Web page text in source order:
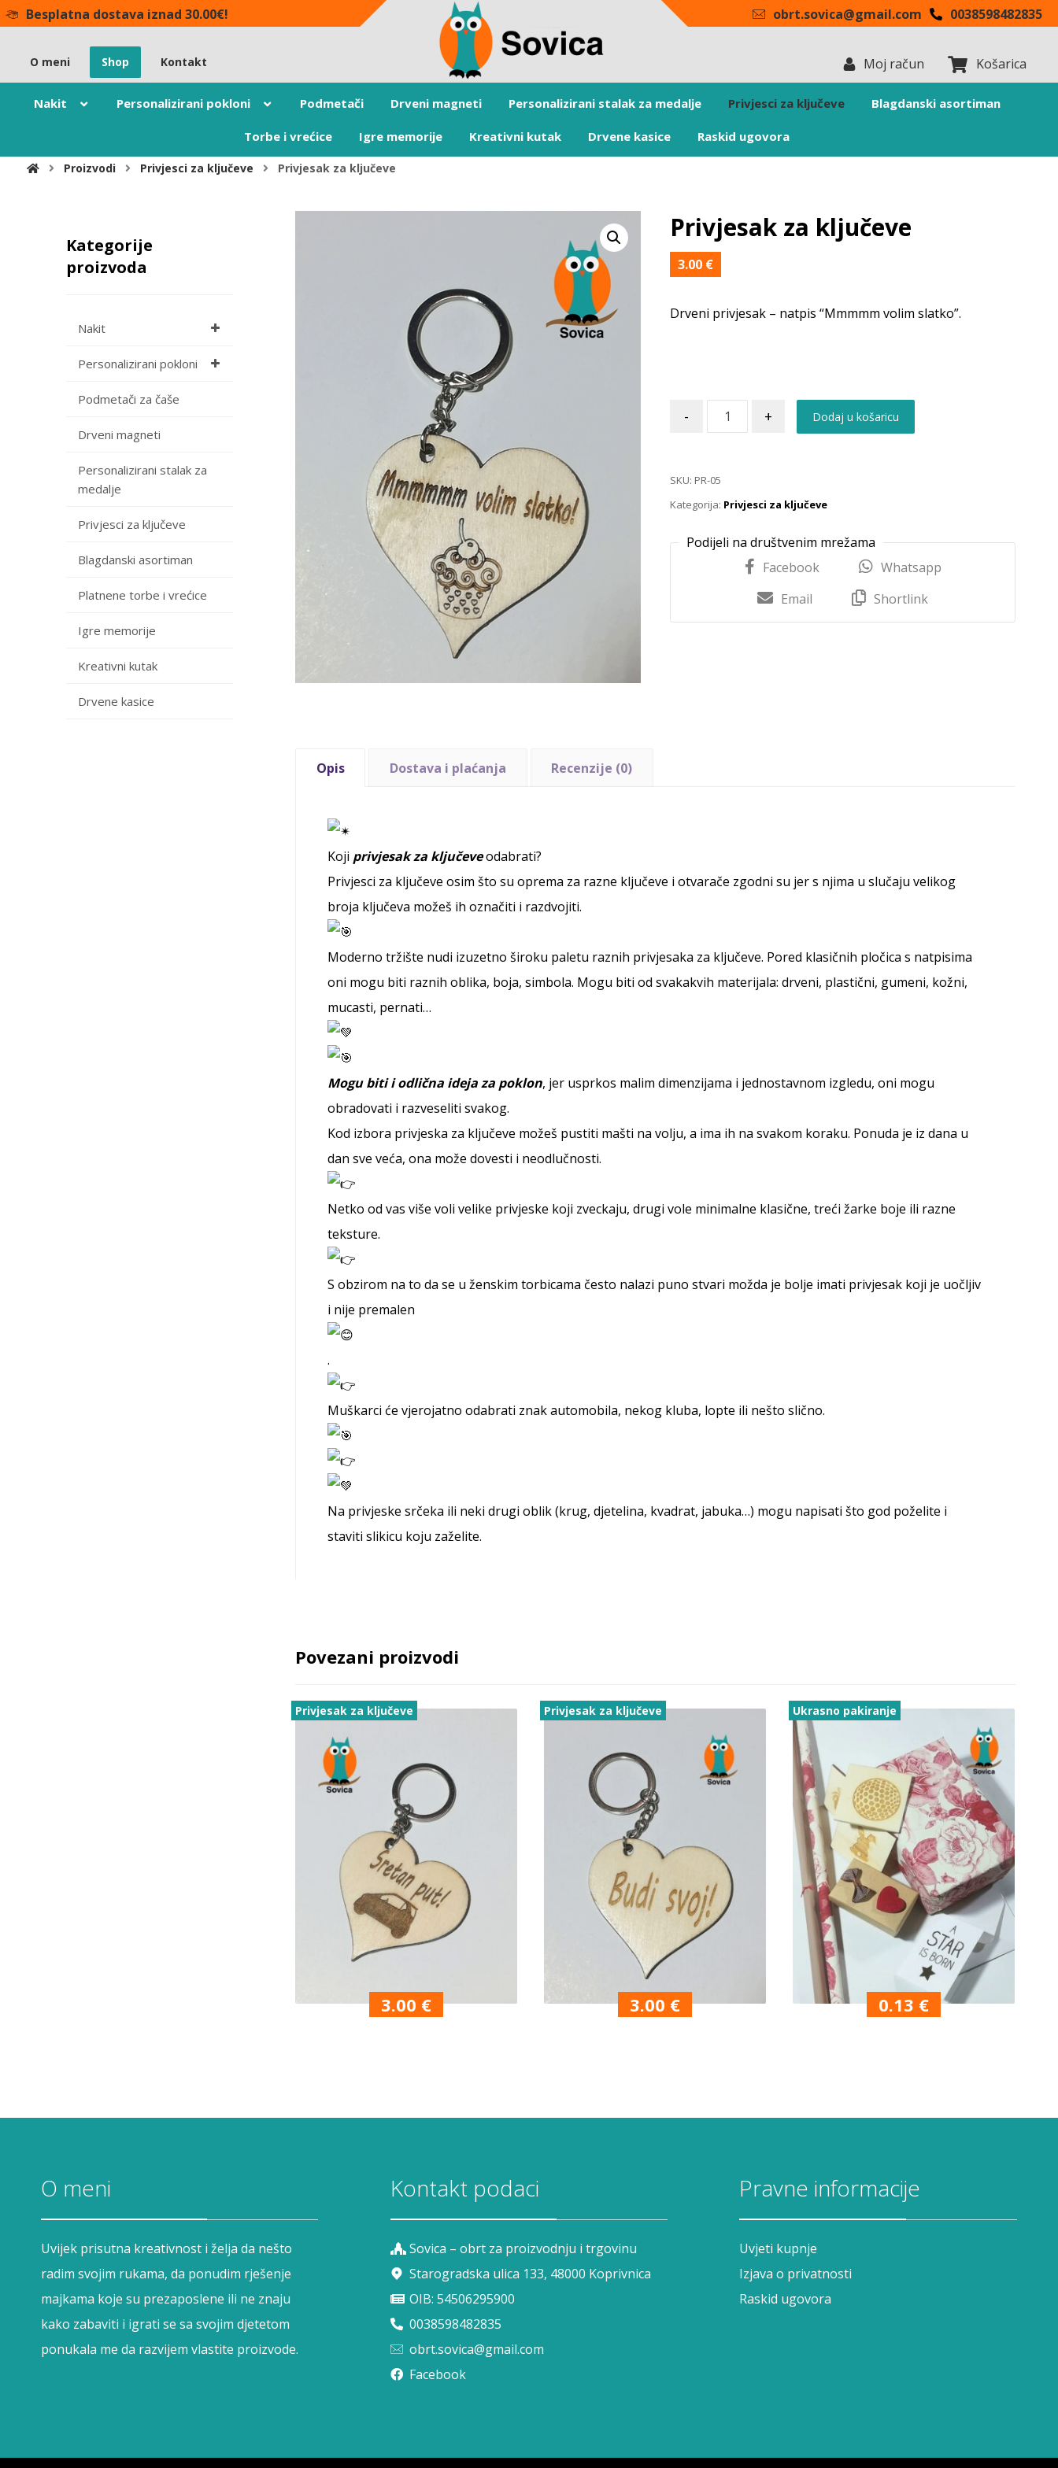
Besplatna dostava iznad 30.00€! 0038598482835
obrt.sovica@gmail.com
O meni Shop Kontakt Košarica
Moj račun
Nakit Personalizirani pokloni Podmetači Drveni magneti Personalizirani stalak za medalje Privjesci za ključeve Blagdanski asortiman
Torbe i vrećice Igre memorije Kreativni kutak Drvene kasice Raskid ugovora
Proizvodi Privjesci za ključeve Privjesak za ključeve
Privjesak za ključeve
3.00 €
Drveni privjesak – natpis “Mmmmm volim slatko”.
- + Dodaj u košaricu
SKU: PR-05
Kategorija: Privjesci za ključeve
Facebook
Whatsapp
Email
Shortlink
Opis Dostava i plaćanja Recenzije (0)
Koji privjesak za ključeveodabrati?
Privjesci za ključeve osim što su oprema za razne ključeve i otvarače zgodni su jer s njima u slučaju velikog
broja ključeva možeš ih označiti i razdvojiti.
Moderno tržište nudi izuzetno široku paletu raznih privjesaka za ključeve. Pored klasičnih pločica s natpisima
oni mogu biti raznih oblika, boja, simbola. Mogu biti od svakakvih materijala: drveni, plastični, gumeni, kožni,
mucasti, pernati…
Mogu biti i odlična ideja za poklon, jer usprkos malim dimenzijama i jednostavnom izgledu, oni mogu
obradovati i razveseliti svakog.
Kod izbora privjeska za ključeve možeš pustiti mašti na volju, a ima ih na svakom koraku. Ponuda je iz dana u
dan sve veća, ona može dovesti i neodlučnosti.
Netko od vas više voli velike privjeske koji zveckaju, drugi vole minimalne klasične, treći žarke boje ili razne
teksture.
S obzirom na to da se u ženskim torbicama često nalazi puno stvari možda je bolje imati privjesak koji je uočljiv
i nije premalen
.
Muškarci će vjerojatno odabrati znak automobila, nekog kluba, lopte ili nešto slično.
Na privjeske srčeka ili neki drugi oblik (krug, djetelina, kvadrat, jabuka…) mogu napisati što god poželite i
staviti slikicu koju zaželite.
Povezani proizvodi
Privjesak za ključeve
3.00 €
Privjesak za ključeve
3.00 €
Ukrasno pakiranje
0.13 €
Kategorije
proizvoda
Nakit
Personalizirani pokloni
Podmetači za čaše
Drveni magneti
Personalizirani stalak za
medalje
Privjesci za ključeve
Blagdanski asortiman
Platnene torbe i vrećice
Igre memorije
Kreativni kutak
Drvene kasice
O meni
Uvijek prisutna kreativnost i želja da nešto
radim svojim rukama, da ponudim rješenje
majkama koje su prezaposlene ili ne znaju
kako zabaviti i igrati se sa svojim djetetom
ponukala me da razvijem vlastite proizvode.
Kontakt podaci
Sovica – obrt za proizvodnju i trgovinu
Starogradska ulica 133, 48000 Koprivnica
OIB: 54506295900
0038598482835
obrt.sovica@gmail.com
Facebook
Pravne informacije
Uvjeti kupnje
Izjava o privatnosti
Raskid ugovora